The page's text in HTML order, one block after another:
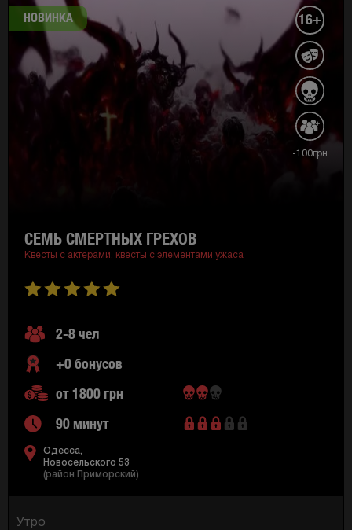
НОВИНКА 16+
-100грн
СЕМЬ СМЕРТНЫХ ГРЕХОВ
Квесты с актерами, квесты с элементами ужаса
2-8 чел
+0 бонусов
от 1800 грн
90 минут
Одесса,
Новосельского 53
(район Приморский)
Утро